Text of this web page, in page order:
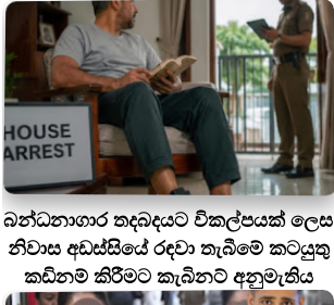
බන්ධනාගාර තදබදයට විකල්පයක් ලෙස
නිවාස අඩස්සියේ රඳවා තැබීමේ කටයුතු
කඩිනම් කිරීමට කැබිනට් අනුමැතිය